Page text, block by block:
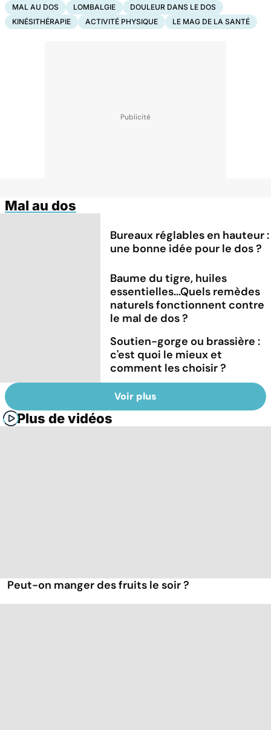
MAL AU DOS LOMBALGIE
DOULEUR DANS LE DOS
KINÉSITHÉRAPIE
ACTIVITÉ PHYSIQUE LE MAG DE LA SANTÉ
Mal au dos
Bureaux réglables en hauteur :
une bonne idée pour le dos ?
Baume du tigre, huiles
essentielles...Quels remèdes
naturels fonctionnent contre
le mal de dos ?
Soutien-gorge ou brassière :
c'est quoi le mieux et
comment les choisir ?
Voir plus
Plus de vidéos
Peut-on manger des fruits le soir ?